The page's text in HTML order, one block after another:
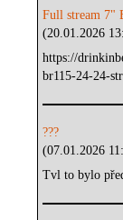
Full stream 7"
(20.01.2026
https://
br115-24-24-
???
(07.01.2026
Tvl to bylo